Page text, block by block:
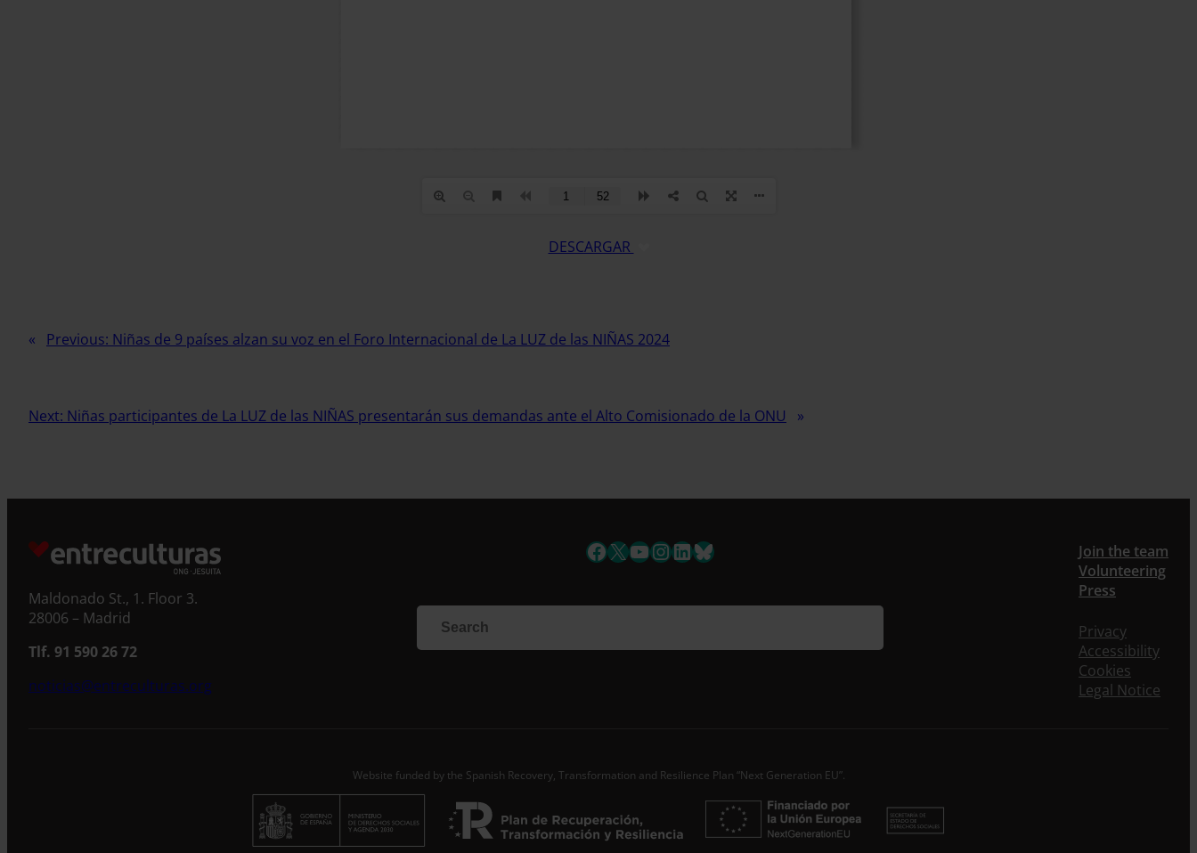
DESCARGAR
Previous: Niñas de 9 países alzan su voz en el Foro Internacional de La LUZ de las NIÑAS 2024
Next: Niñas participantes de La LUZ de las NIÑAS presentarán sus demandas ante el Alto Comisionado de la ONU
Maldonado St., 1. Floor 3.
28006 – Madrid
Tlf. 91 590 26 72
noticias@entreculturas.org
Facebook
X YouTube
Instagram
LinkedIn
Bluesky
Join the team
Volunteering
Press
Privacy
Accessibility
Cookies
Legal Notice
Website funded by the Spanish Recovery, Transformation and Resilience Plan “Next Generation EU”.